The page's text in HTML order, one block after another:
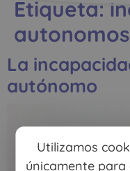
Utilizamos
únicamente
Etiqueta:
autonomos
La
autónomo